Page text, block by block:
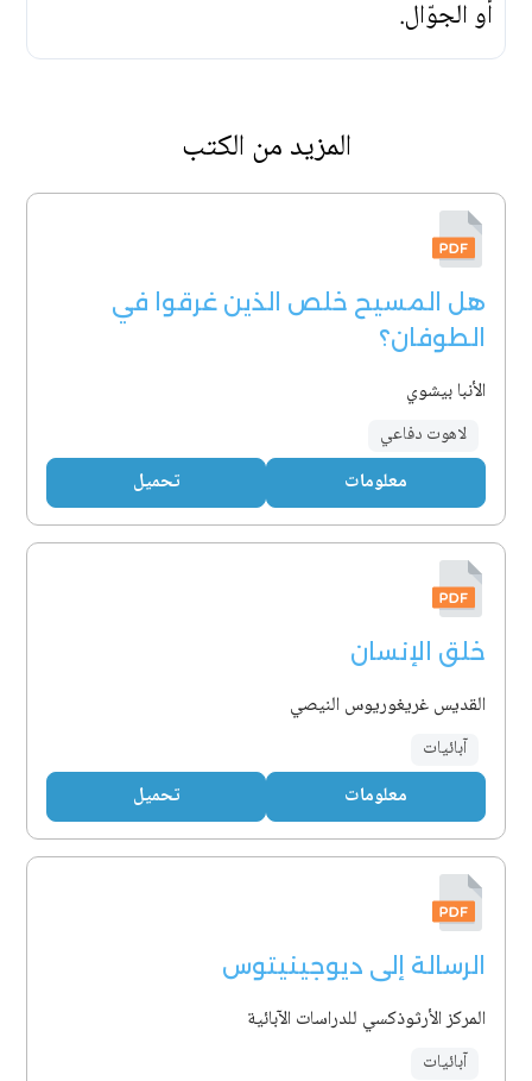
أو الجوّال.
المزيد من الكتب
هل المسيح خلص الذين غرقوا في
الطوفان؟
الأنبا بيشوي
لاهوت دفاعي
معلومات تحميل
خلق الإنسان
القديس غريغوريوس النيصي
آبائيات
معلومات تحميل
الرسالة إلى ديوجينيتوس
المركز الأرثوذكسي للدراسات الآبائية
آبائيات